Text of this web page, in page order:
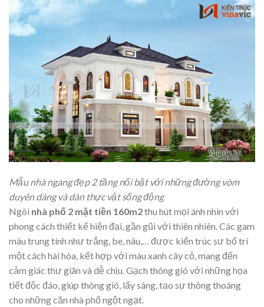
Mẫu nhà ngang đẹp 2 tầng nổi bật với những đường vòm
duyên dáng và dàn thực vật sống động
Ngôi nhà phố 2 mặt tiền 160m2thu hút mọi ánh nhìn với
phong cách thiết kế hiện đại, gần gũi với thiên nhiên. Các gam
màu trung tính như trắng, be, nâu,… được kiến trúc sư bố trí
một cách hài hòa, kết hợp với màu xanh cây cỏ, mang đến
cảm giác thư giãn và dễ chịu. Gạch thông gió với những họa
tiết độc đáo, giúp thông gió, lấy sáng, tạo sự thông thoáng
cho những căn nhà phố ngột ngạt.